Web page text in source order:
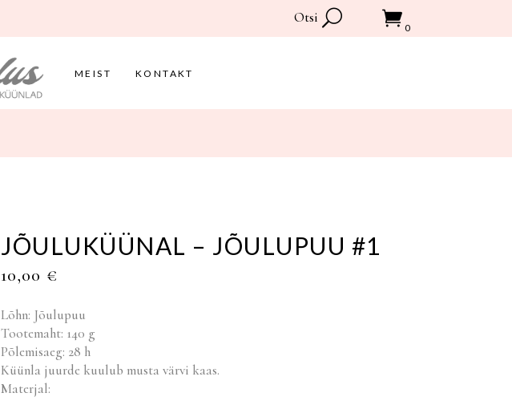
Otsi
0
MEIST KONTAKT
JÕULUKÜÜNAL – JÕULUPUU #1
10,00 €
Lõhn: Jõulupuu
Tootemaht: 140 g
Põlemisaeg: 28 h
Küünla juurde kuulub musta värvi kaas.
Materjal: